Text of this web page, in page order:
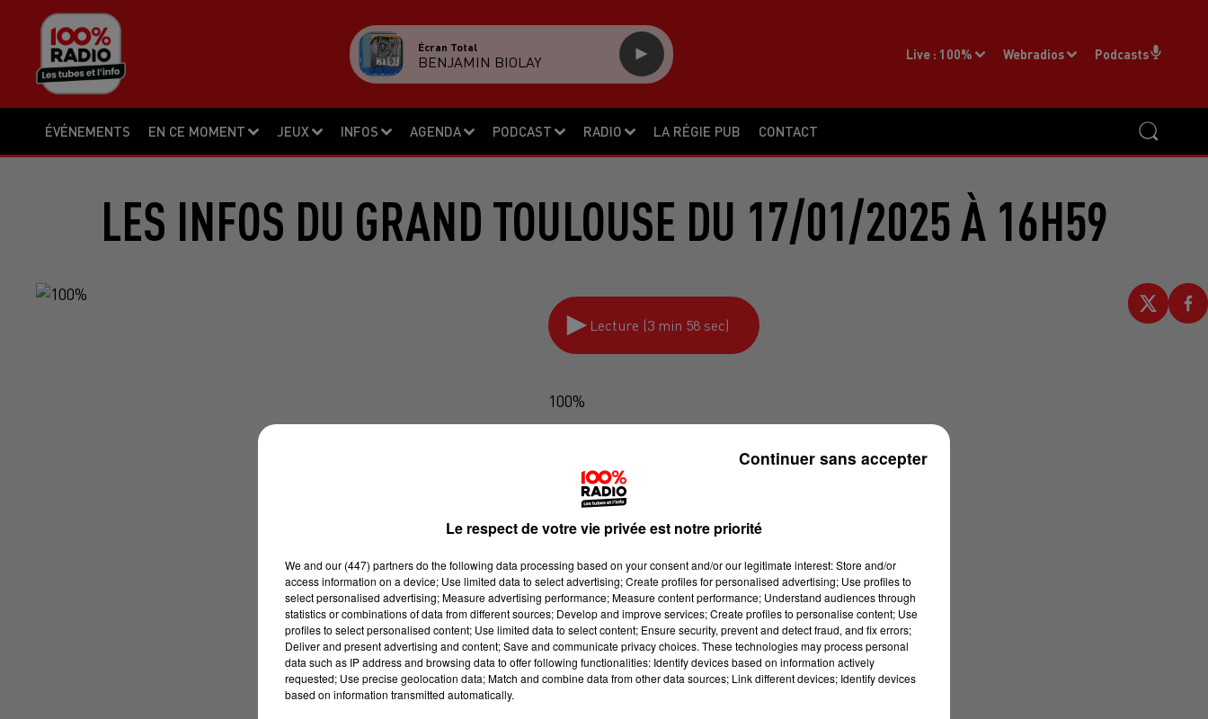
ÉVÉNEMENTS EN CE MOMENT JEUX INFOS AGENDA PODCAST RADIO LA RÉGIE PUB CONTACT
Live : 100% Webradios Podcasts
Écran Total
BENJAMIN BIOLAY
LES INFOS DU GRAND TOULOUSE DU 17/01/2025 À 16H59
Lecture (3 min 58 sec)
100%
Le respect de votre vie privée est notre priorité
We and our (447) partnersdo the following data processing based on your consent and/or our legitimate interest: Store and/or
access information on a device; Use limited data to select advertising; Create profiles for personalised advertising; Use profiles to
select personalised advertising; Measure advertising performance; Measure content performance; Understand audiences through
statistics or combinations of data from different sources; Develop and improve services; Create profiles to personalise content; Use
profiles to select personalised content; Use limited data to select content; Ensure security, prevent and detect fraud, and fix errors;
Deliver and present advertising and content; Save and communicate privacy choices. These technologies may process personal
data such as IP address and browsing data to offer following functionalities: Identify devices based on information actively
requested; Use precise geolocation data; Match and combine data from other data sources; Link different devices; Identify devices
based on information transmitted automatically.
Continuer sans accepter